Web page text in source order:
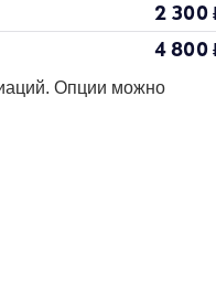
2 300
4 800
Опции можно